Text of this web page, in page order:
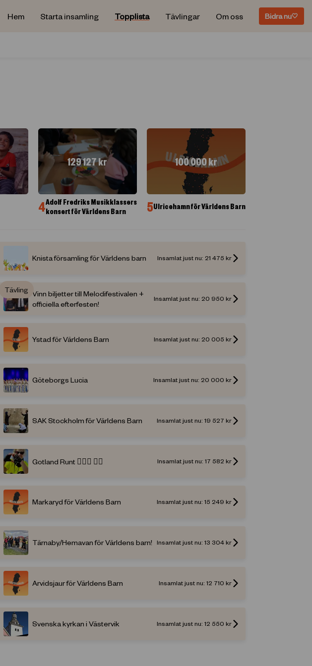
Hem Starta insamling Topplista Tävlingar Om oss Bidra nu🤍
129 127kr
4Adolf Fredriks Musikklassers
konsert för Världens Barn
100 000kr
5Ulricehamn för Världens Barn
Knista församling för Världens barn Insamlat just nu: 21 475 kr
Tävling Vinn biljetter till Melodifestivalen +
officiella efterfesten!
Insamlat just nu: 20 950 kr
Ystad för Världens Barn Insamlat just nu: 20 005 kr
Göteborgs Lucia Insamlat just nu: 20 000 kr
SAK Stockholm för Världens Barn Insamlat just nu: 19 527 kr
Gotland Runt 🚴🏻‍♀️ 🚴‍♂️ Insamlat just nu: 17 582 kr
Markaryd för Världens Barn Insamlat just nu: 15 249 kr
Tärnaby/Hemavan för Världens barn! Insamlat just nu: 13 304kr
Arvidsjaur för Världens Barn Insamlat just nu: 12 710 kr
Svenska kyrkan i Västervik Insamlat just nu: 12 550 kr